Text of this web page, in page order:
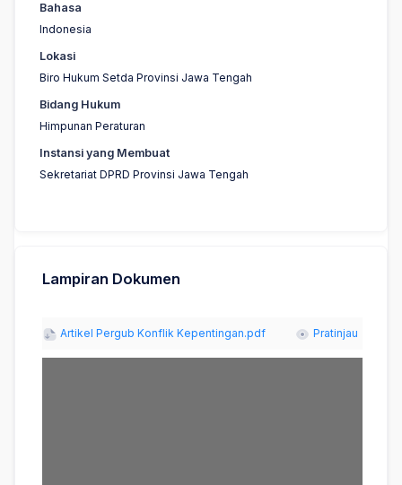
Bahasa
Indonesia
Lokasi
Biro Hukum Setda Provinsi Jawa Tengah
Bidang Hukum
Himpunan Peraturan
Instansi yang Membuat
Sekretariat DPRD Provinsi Jawa Tengah
Lampiran Dokumen
Artikel Pergub Konflik Kepentingan.pdf Pratinjau